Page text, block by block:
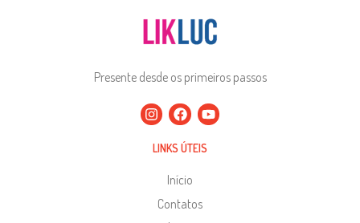
Presente desde os primeiros passos
LINKS ÚTEIS
Início
Contatos